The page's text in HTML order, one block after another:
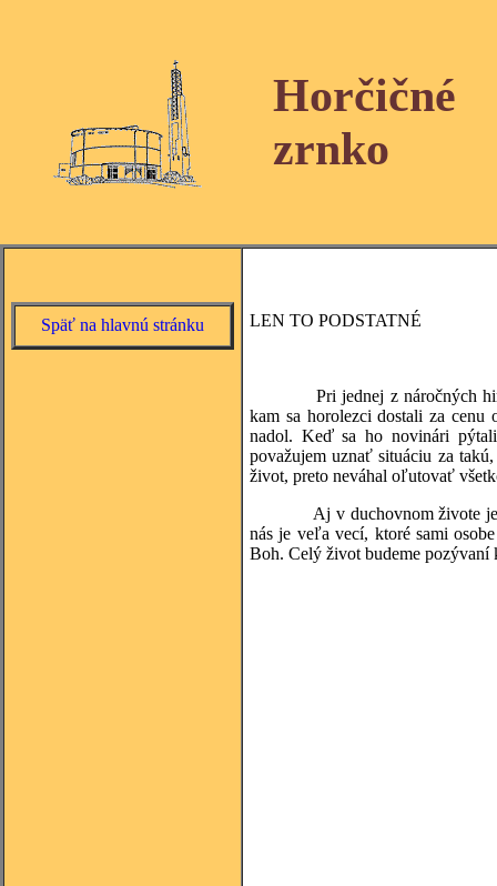
Horčičné
zrnko
Späť na hlavnú stránku LEN TO PODSTATNÉ
Pri jednej z náročných
kam sa horolezci dostali za
nadol. Keď sa ho novinári
považujem uznať situáciu za
život, preto neváhal oľutovať
Aj v duchovnom živote je
nás je veľa vecí, ktoré sami
Boh. Celý život budeme pozývaní